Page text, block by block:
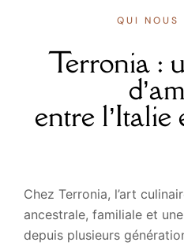
QUI NOUS
Terronia :
entre
Chez Terronia, l’art
ancestrale, familiale et
depuis plusieurs